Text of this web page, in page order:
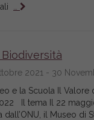
2021 - 30
e la Scuola Il
Il tema Il 22
dall’ONU, il Museo di